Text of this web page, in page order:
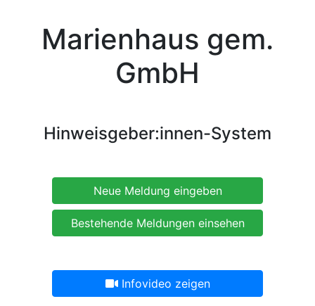
Marienhaus gem.
GmbH
Hinweisgeber:innen-System
Neue Meldung eingeben
Bestehende Meldungen einsehen
Infovideo zeigen